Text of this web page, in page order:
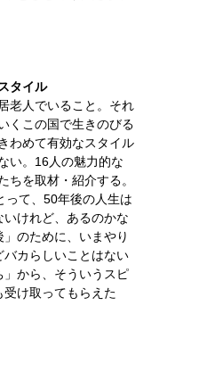
タイル
老人でいること。それ
くこの国で生きのびる
わめて有効なスタイル
い。16人の魅力的な
ちを取材・紹介する。
って、50年後の人生は
けれど、あるのかな
のために、いまやり
カらしいことはない
から、そういうスピ
受け取ってもらえた